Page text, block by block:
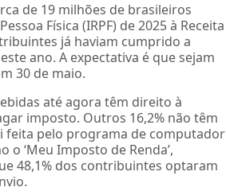
de 19 milhões de brasileiros
Física (IRPF) de 2025 à Receita
já haviam cumprido a
ano. A expectativa é que sejam
30 de maio.
até agora têm direito à
imposto. Outros 16,2% não têm
feita pelo programa de computador
‘Meu Imposto de Renda’,
48,1% dos contribuintes optaram